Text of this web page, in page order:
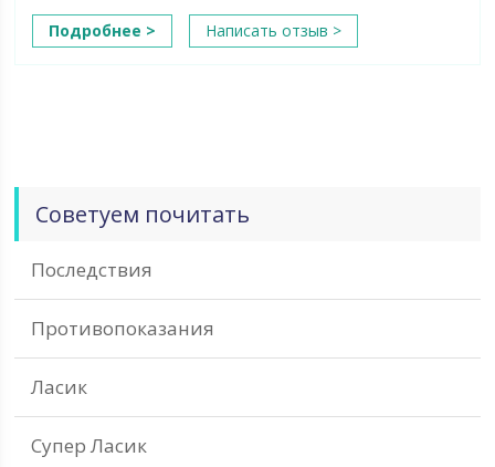
Подробнее >
Написать отзыв >
Советуем почитать
Последствия
Противопоказания
Ласик
Супер Ласик